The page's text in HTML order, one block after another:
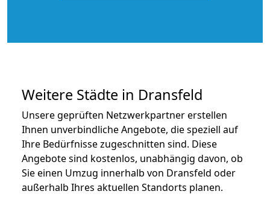
Weitere Städte in Dransfeld
Unsere geprüften Netzwerkpartner erstellen
Ihnen unverbindliche Angebote, die speziell auf
Ihre Bedürfnisse zugeschnitten sind. Diese
Angebote sind kostenlos, unabhängig davon, ob
Sie einen Umzug innerhalb von Dransfeld oder
außerhalb Ihres aktuellen Standorts planen.